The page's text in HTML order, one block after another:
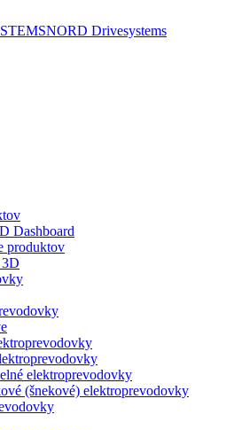
NORD Drivesystems
Dashboard
produktov
elektroprevodovky
(šnekové) elektroprevodovky